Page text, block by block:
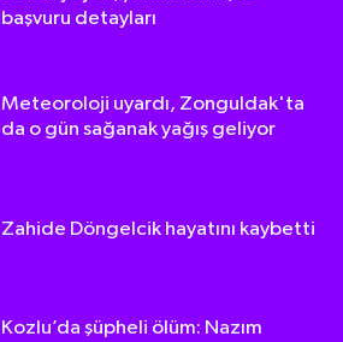
başvuru detayları
Meteoroloji uyardı, Zonguldak'ta
da o gün sağanak yağış geliyor
Zahide Döngelcik hayatını kaybetti
Kozlu’da şüpheli ölüm: Nazım